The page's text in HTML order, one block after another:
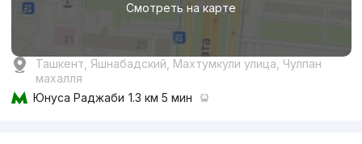
Смотреть на карте
Ташкент, Яшнабадский, Махтумкули улица, Чулпан
махалля
Юнуса Раджаби 1.3 км 5 мин